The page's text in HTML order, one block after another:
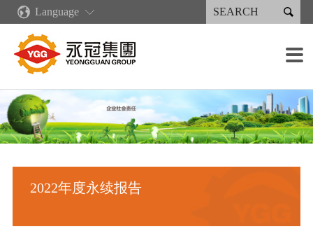
 Language
集团简介
销售分布
集团大事纪
公司组织
企业新闻
营收出货概况
企业文化
绿色铸造供应链
数字化发展规划
精益生产
再生能源类产品
产业机械
注塑机
焊接件产品
永续报告书
永续报告下载
人权政策
财务资讯
公司治理
股东服务
法人说明会
招聘职位
招聘流程
薪酬福利
铸造设备
加工设备
焊接设备
涂装设备

2022年度永续报告